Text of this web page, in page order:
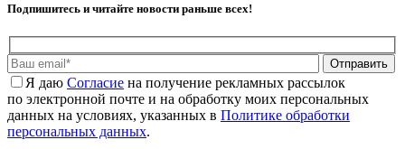
Подпишитесь и читайте новости раньше всех!
Отправить
Я даю Cогласие на получение рекламных рассылок
по электронной почте и на обработку моих персональных
данных на условиях, указанных в Политике обработки
персональных данных.